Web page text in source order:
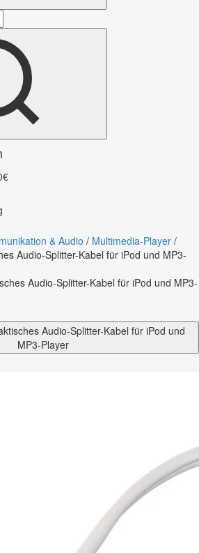
& Audio / Multimedia-Player /
Audio-Splitter-Kabel für iPod und MP3-